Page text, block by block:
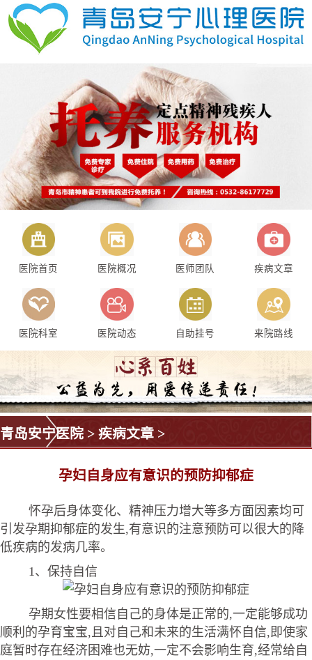
医院首页 医院概况 医师团队 疾病文章
医院科室 医院动态 自助挂号 来院路线
青岛安宁医院 > 疾病文章 >
孕妇自身应有意识的预防抑郁症
怀孕后身体变化、精神压力增大等多方面因素均可
引发孕期抑郁症的发生,有意识的注意预防可以很大的降
低疾病的发病几率。
1、保持自信
孕期女性要相信自己的身体是正常的,一定能够成功
顺利的孕育宝宝,且对自己和未来的生活满怀自信,即使家
庭暂时存在经济困难也无妨,一定不会影响生育,经常给自